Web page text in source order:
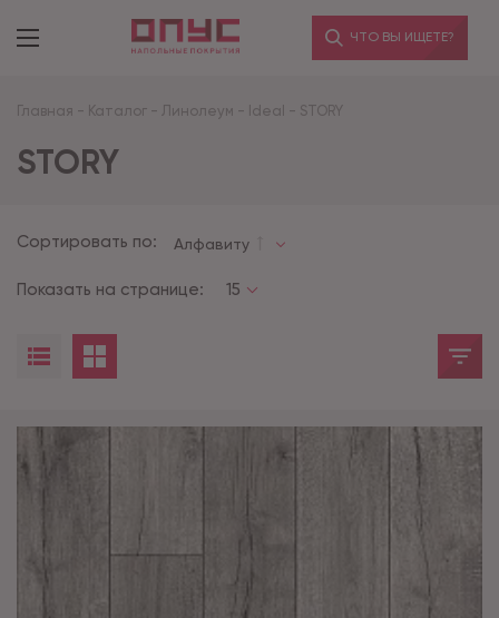
ЧТО ВЫ ИЩЕТЕ?
Главная - Каталог - Линолеум - Ideal - STORY
STORY
Сортировать по: Алфавиту
Показать на странице: 15